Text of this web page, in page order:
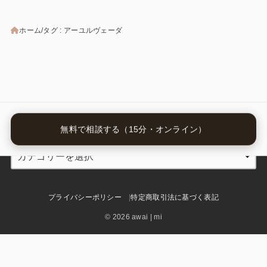
ホーム タグ : アーユルヴェーダ
無料で相談する（15分・オンライン）
プライバシーポリシー 特定商取引法に基づく表記
© 2026 awai | mi